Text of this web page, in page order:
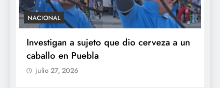
NACIONAL
Investigan a sujeto que dio cerveza a un
caballo en Puebla
julio 27, 2026